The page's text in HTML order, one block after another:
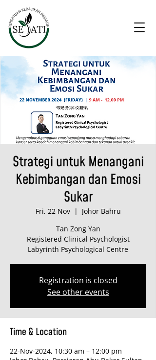
Strategi untuk Menangani
Kebimbangan dan Emosi
Sukar
Fri, 22 Nov
  |
Johor Bahru
Tan Zong Yan
Registered Clinical Psychologist
Labyrinth Psychological Centre
Registration is closed
See other events
Time & Location
22-Nov-2024, 10:30 am – 12:00 pm